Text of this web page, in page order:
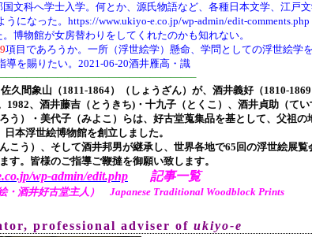
文科へ学士入学。何とか、源氏物語など、各種日本文学、江戸
になった。https://www.ukiyo-e.co.jp/wp-admin/edit-comments.php
博物館が女房替わりをしてくれたのかも知れない。
項目であろうか。一所（浮世絵学）懸命、学問としての浮世絵学
を賜りたい。2021-06-20酒井雁高・識
佐久間象山（1811-1864）（しょうざん）が、酒井義好（1810-
1982、酒井藤吉（とうきち)・十九子（とくこ）、酒井貞助（てい
）・美代子（みよこ）らは、好古堂蒐集品を基として、父祖の
本浮世絵博物館を創立しました。
こう）、そして酒井邦男が継承し、世界各地で65回の浮世絵展覧
す。皆様のご指導ご鞭撻を御願い致します。
wp-admin/edit.php 記事一覧
・酒井好古堂主人） Japanese Traditional Woodblock Prints
professional adviser of ukiyo-e